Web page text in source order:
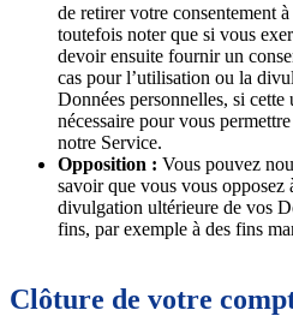
de retirer votre consentement
toutefois noter que si vous
devoir ensuite fournir un
cas pour l’utilisation ou la
Données personnelles, si
nécessaire pour vous
notre Service.
Opposition : Vous pouvez
savoir que vous vous opposez
divulgation ultérieure de vos
fins, par exemple à des fins
Clôture de votre